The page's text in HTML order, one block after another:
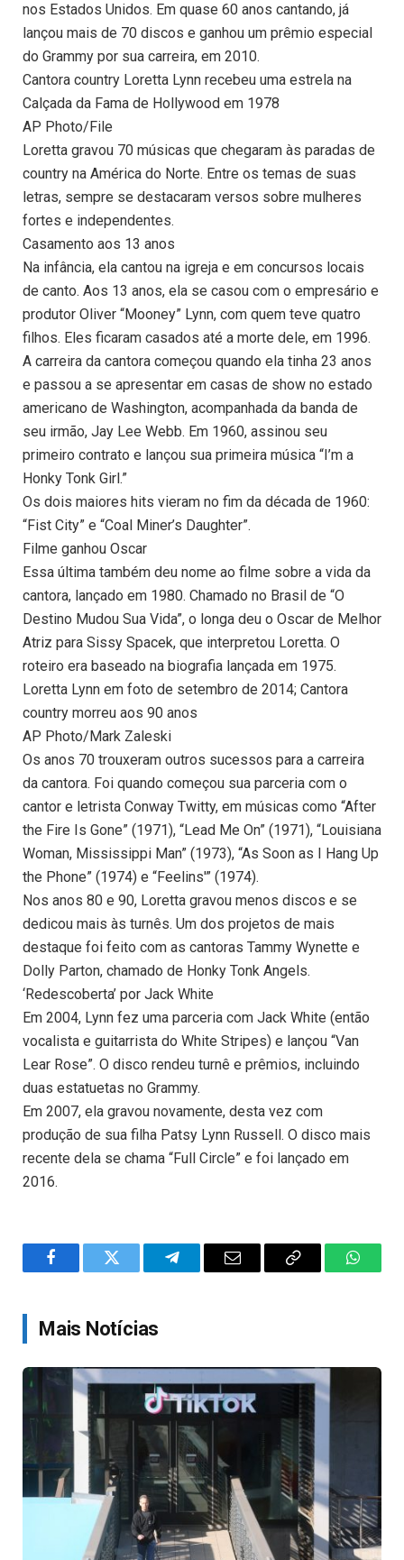
nos Estados Unidos. Em quase 60 anos cantando, já
lançou mais de 70 discos e ganhou um prêmio especial
do Grammy por sua carreira, em 2010.
Cantora country Loretta Lynn recebeu uma estrela na
Calçada da Fama de Hollywood em 1978
AP Photo/File
Loretta gravou 70 músicas que chegaram às paradas de
country na América do Norte. Entre os temas de suas
letras, sempre se destacaram versos sobre mulheres
fortes e independentes.
Casamento aos 13 anos
Na infância, ela cantou na igreja e em concursos locais
de canto. Aos 13 anos, ela se casou com o empresário e
produtor Oliver “Mooney” Lynn, com quem teve quatro
filhos. Eles ficaram casados até a morte dele, em 1996.
A carreira da cantora começou quando ela tinha 23 anos
e passou a se apresentar em casas de show no estado
americano de Washington, acompanhada da banda de
seu irmão, Jay Lee Webb. Em 1960, assinou seu
primeiro contrato e lançou sua primeira música “I’m a
Honky Tonk Girl.”
Os dois maiores hits vieram no fim da década de 1960:
“Fist City” e “Coal Miner’s Daughter”.
Filme ganhou Oscar
Essa última também deu nome ao filme sobre a vida da
cantora, lançado em 1980. Chamado no Brasil de “O
Destino Mudou Sua Vida”, o longa deu o Oscar de Melhor
Atriz para Sissy Spacek, que interpretou Loretta. O
roteiro era baseado na biografia lançada em 1975.
Loretta Lynn em foto de setembro de 2014; Cantora
country morreu aos 90 anos
AP Photo/Mark Zaleski
Os anos 70 trouxeram outros sucessos para a carreira
da cantora. Foi quando começou sua parceria com o
cantor e letrista Conway Twitty, em músicas como “After
the Fire Is Gone” (1971), “Lead Me On” (1971), “Louisiana
Woman, Mississippi Man” (1973), “As Soon as I Hang Up
the Phone” (1974) e “Feelins'” (1974).
Nos anos 80 e 90, Loretta gravou menos discos e se
dedicou mais às turnês. Um dos projetos de mais
destaque foi feito com as cantoras Tammy Wynette e
Dolly Parton, chamado de Honky Tonk Angels.
‘Redescoberta’ por Jack White
Em 2004, Lynn fez uma parceria com Jack White (então
vocalista e guitarrista do White Stripes) e lançou “Van
Lear Rose”. O disco rendeu turnê e prêmios, incluindo
duas estatuetas no Grammy.
Em 2007, ela gravou novamente, desta vez com
produção de sua filha Patsy Lynn Russell. O disco mais
recente dela se chama “Full Circle” e foi lançado em
2016.
FacebookTwitter TelegramEmail
Copy
Mais Notícias